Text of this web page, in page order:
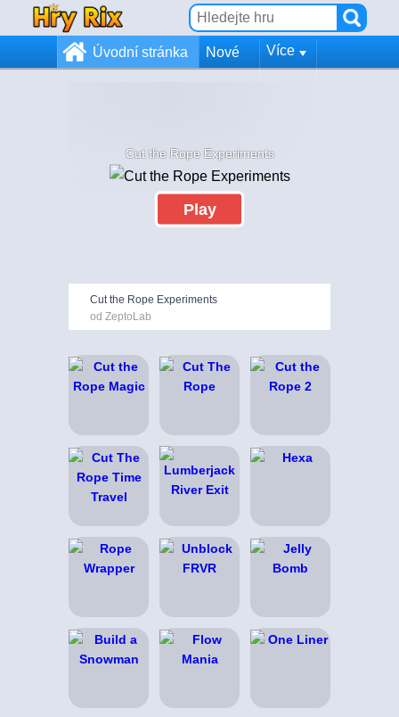
Úvodní stránka Nové Více
Cut the Rope Experiments
Play
Cut the Rope Experiments
od ZeptoLab